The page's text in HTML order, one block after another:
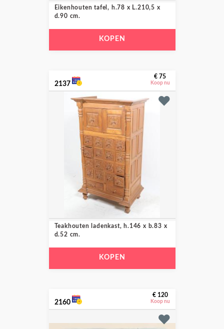
Eikenhouten tafel, h.78 x L.210,5 x
d.90 cm.
KOPEN
2137
€ 75
Koop nu
Teakhouten ladenkast, h.146 x b.83 x
d.52 cm.
KOPEN
2160
€ 120
Koop nu